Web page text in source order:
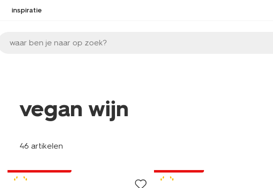
inspiratie
waar ben je naar op zoek?
vegan wijn
46 artikelen
8.5